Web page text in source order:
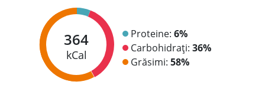
364
kCal
Proteine: 6%
Carbohidrați: 36%
Grăsimi: 58%